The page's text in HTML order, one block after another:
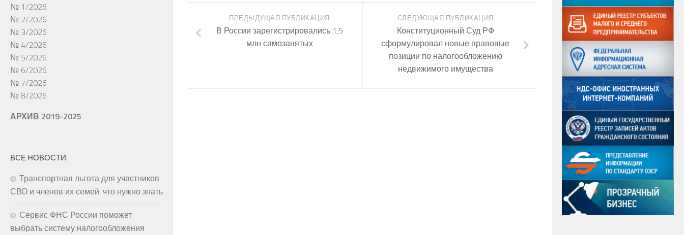
СЛЕДУЮЩАЯ ПУБЛИКАЦИЯ
Конституционный Суд РФ
сформулировал новые правовые
позиции по налогообложению
недвижимого имущества
ПРЕДЫДУЩАЯ ПУБЛИКАЦИЯ
В России зарегистрировались 1,5
млн самозанятых
№ 1/2026
№ 2/2026
№ 3/2026
№ 4/2026
№ 5/2026
№ 6/2026
№ 7/2026
№ 8/2026
АРХИВ 2019-2025
ВСЕ НОВОСТИ:
Транспортная льгота для участников
СВО и членов их семей: что нужно знать
Сервис ФНС России поможет
выбрать систему налогообложения